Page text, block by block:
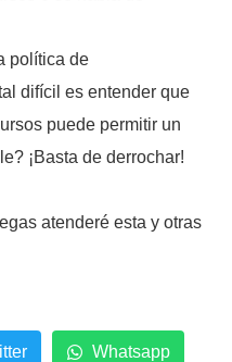
política de
difícil es entender que
puede permitir un
¡Basta de derrochar!
atenderé esta y otras
Whatsapp